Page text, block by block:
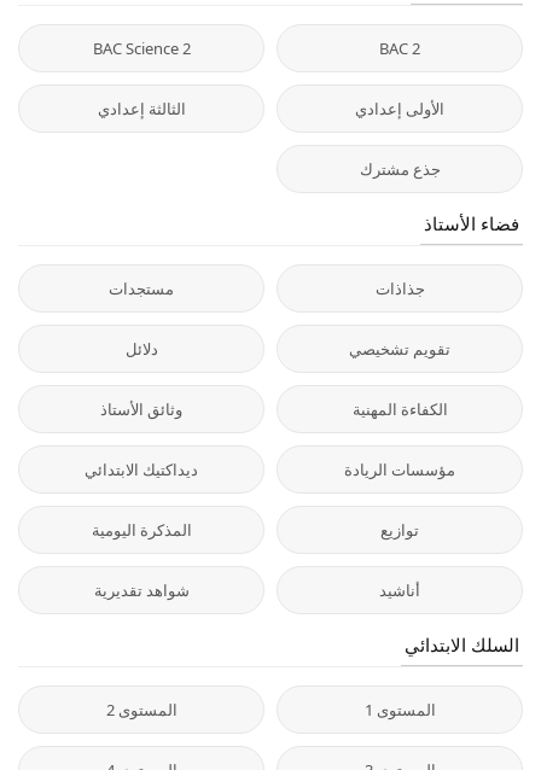
2 BAC
2 BAC Science
الأولى إعدادي الثالثة إعدادي
جذع مشترك
فضاء الأستاذ
جذاذات مستجدات
تقويم تشخيصي دلائل
الكفاءة المهنية وثائق الأستاذ
مؤسسات الريادة ديداكتيك الابتدائي
توازيع المذكرة اليومية
أناشيد شواهد تقديرية
السلك الابتدائي
المستوى 1 المستوى 2